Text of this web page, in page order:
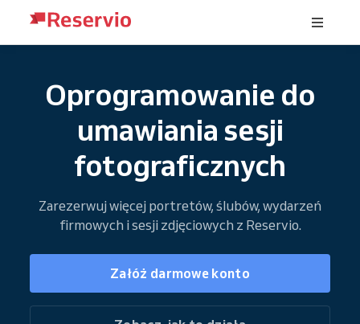
Oprogramowanie do
umawiania sesji
fotograficznych
Zarezerwuj więcej portretów, ślubów, wydarzeń
firmowych i sesji zdjęciowych z Reservio.
Załóż darmowe konto